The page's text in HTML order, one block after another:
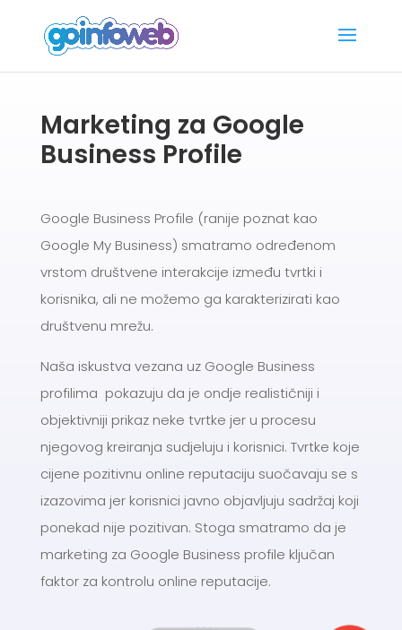
Marketing za Google
Business Profile
Google Business Profile (ranije poznat kao
Google My Business) smatramo određenom
vrstom društvene interakcije između tvrtki i
korisnika, ali ne možemo ga karakterizirati kao
društvenu mrežu.
Naša iskustva vezana uz Google Business
profilima pokazuju da je ondje realističniji i
objektivniji prikaz neke tvrtke jer u procesu
njegovog kreiranja sudjeluju i korisnici. Tvrtke koje
cijene pozitivnu online reputaciju suočavaju se s
izazovima jer korisnici javno objavljuju sadržaj koji
ponekad nije pozitivan. Stoga smatramo da je
marketing za Google Business profile ključan
faktor za kontrolu online reputacije.